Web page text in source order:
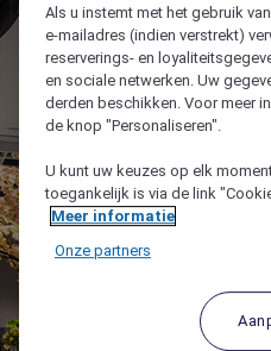
Als u instemt met het gebruik
e-mailadres (indien verstrekt)
reserverings- en
en sociale netwerken. Uw
derden beschikken. Voor meer
de knop "Personaliseren".
U kunt uw keuzes op elk
toegankelijk is via de link
Meer informatie
Onze partners